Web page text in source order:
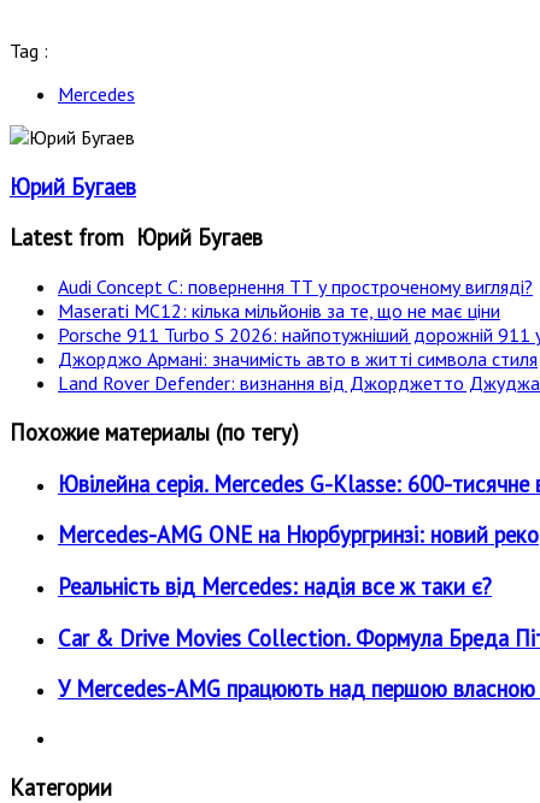
Tag :
Mercedes
Юрий Бугаев
Latest from Юрий Бугаев
Audi Concept C: повернення ТТ у простроченому вигляді?
Maserati MC12: кілька мільйонів за те, що не має ціни
Porsche 911 Turbo S 2026: найпотужніший дорожній 911
Джорджо Армані: значимість авто в житті символа стиля
Land Rover Defender: визнання від Джорджетто
Похожие материалы (по тегу)
Ювілейна серія. Mercedes G-Klasse: 600-тисячне
Mercedes-AMG ONE на Нюрбургринзі: новий
Реальність від Mercedes: надія все ж таки є?
Car & Drive Movies Collection. Формула Бреда
У Mercedes-AMG працюють над першою
Категории